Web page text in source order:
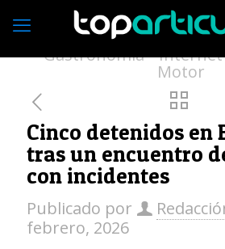
Economía Empresas
Moda Turismo
Gastronomía Internet
Motor
Cinco detenidos en
tras un encuentro
con incidentes
Publicado por
febrero, 2026